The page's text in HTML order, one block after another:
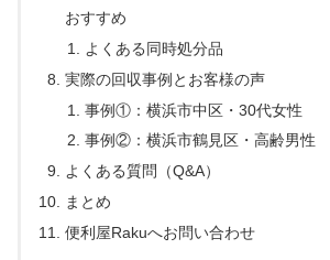
おすすめ
よくある同時処分品
実際の回収事例とお客様の声
事例①：横浜市中区・30代女性
事例②：横浜市鶴見区・高齢男性
よくある質問（Q&A）
まとめ
便利屋Rakuへお問い合わせ